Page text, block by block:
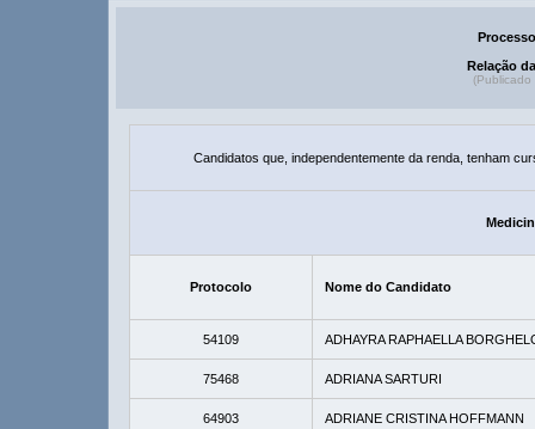
Relação
(Publicado
Candidatos que, independentemente da renda, tenham
Protocolo Nome do Candidato
54109 ADHAYRA RAPHAELLA
75468 ADRIANA SARTURI
64903 ADRIANE CRISTINA HOFFMANN